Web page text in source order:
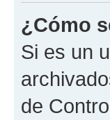
¿Cómo
Si es un
de